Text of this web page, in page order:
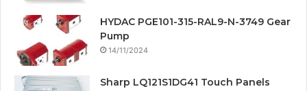
HYDAC PGE101-315-RAL9-N-3749 Gear
Pump
14/11/2024
Sharp LQ121S1DG41 Touch Panels